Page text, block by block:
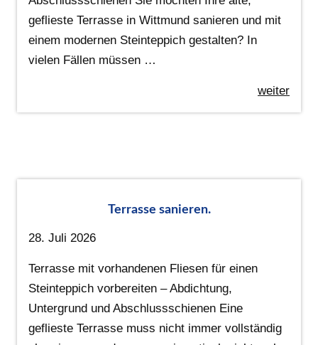
geflieste Terrasse in Wittmund sanieren und mit
einem modernen Steinteppich gestalten? In
vielen Fällen müssen …
weiter
Terrasse sanieren.
28. Juli 2026
Terrasse mit vorhandenen Fliesen für einen
Steinteppich vorbereiten – Abdichtung,
Untergrund und Abschlussschienen Eine
geflieste Terrasse muss nicht immer vollständig